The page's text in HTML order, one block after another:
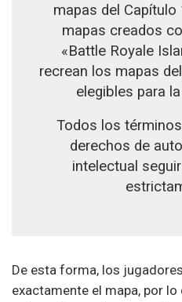
mapas del Capítulo
mapas creados
«Battle Royale
recrean los mapas
elegibles para
Todos los
derechos de
intelectual
De esta forma, los
exactamente el mapa, por